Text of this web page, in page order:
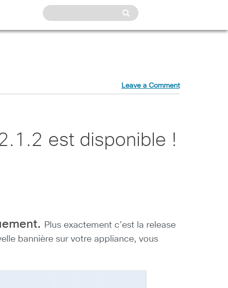
Leave a Comment
est disponible !
Plus exactement c’est la release
bannière sur votre appliance, vous